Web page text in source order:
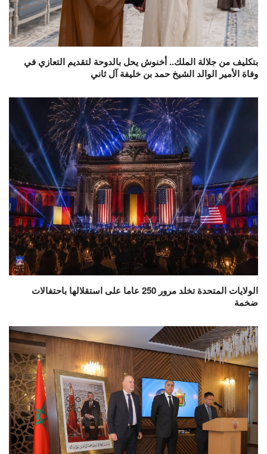
بتكليف من جلالة الملك.. أخنوش يحل بالدوحة لتقديم التعازي في
وفاة الأمير الوالد الشيخ حمد بن خليفة آل ثاني
الولايات المتحدة تخلد مرور 250 عاما على استقلالها باحتفالات
ضخمة